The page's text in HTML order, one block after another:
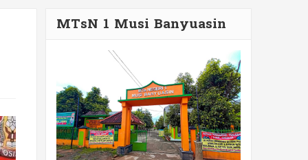
MTsN 1 Musi Banyuasin